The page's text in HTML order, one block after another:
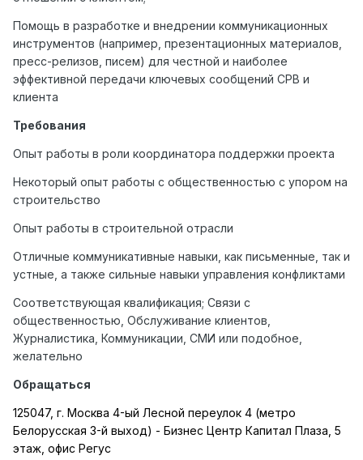
Помощь в разработке и внедрении коммуникационных
инструментов (например, презентационных материалов,
пресс-релизов, писем) для честной и наиболее
эффективной передачи ключевых сообщений CPB и
клиента
Требования
Опыт работы в роли координатора поддержки проекта
Некоторый опыт работы с общественностью с упором на
строительство
Опыт работы в строительной отрасли
Отличные коммуникативные навыки, как письменные, так и
устные, а также сильные навыки управления конфликтами
Соответствующая квалификация; Связи с
общественностью, Обслуживание клиентов,
Журналистика, Коммуникации, СМИ или подобное,
желательно
Обращаться
125047, г. Москва 4-ый Лесной переулок 4 (метро
Белорусская 3-й выход) - Бизнес Центр Капитал Плаза, 5
этаж, офис Регус